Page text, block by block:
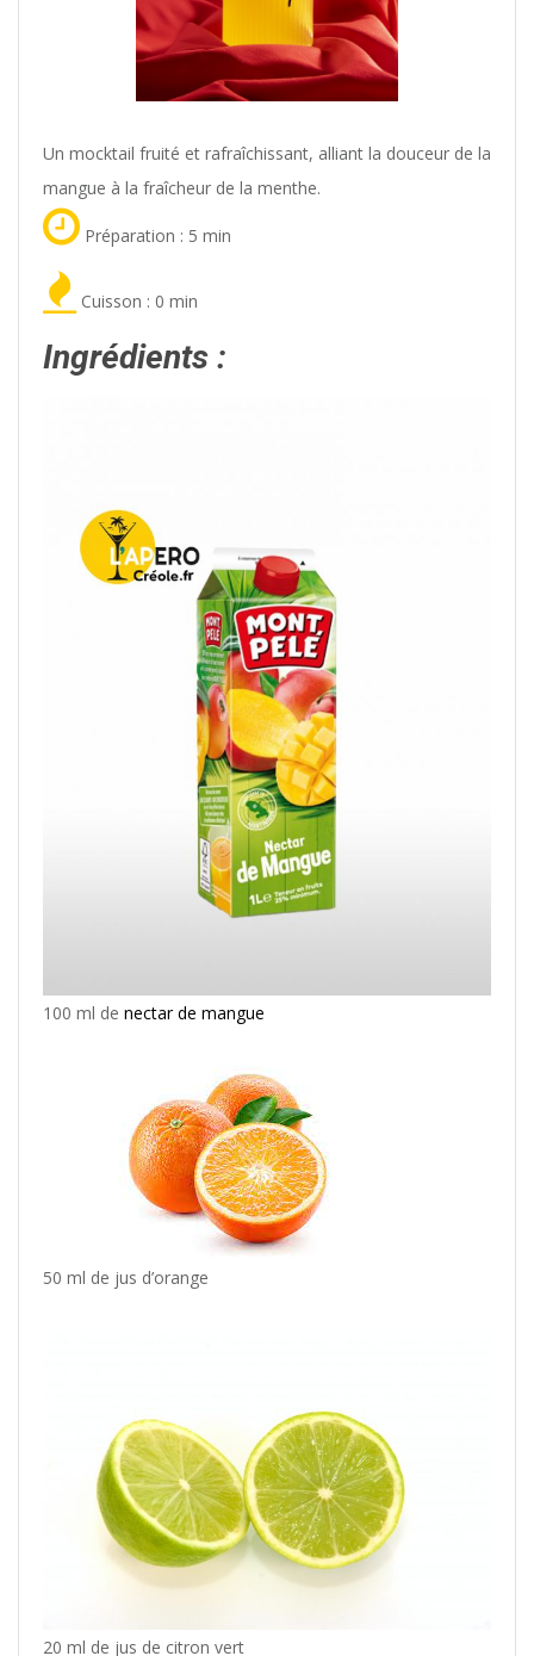
Un mocktail fruité et rafraîchissant, alliant la douceur de la
mangue à la fraîcheur de la menthe.
Préparation : 5 min
Cuisson : 0 min
Ingrédients :
100 ml de nectar de mangue
50 ml de jus d’orange
20 ml de jus de citron vert